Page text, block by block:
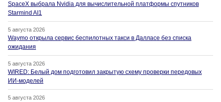
SpaceX выбрала Nvidia для вычислительной платформы спутников
Starmind AI1
5 августа 2026
Waymo открыла сервис беспилотных такси в Далласе без списка
ожидания
5 августа 2026
WIRED: Белый дом подготовил закрытую схему проверки передовых
ИИ-моделей
5 августа 2026